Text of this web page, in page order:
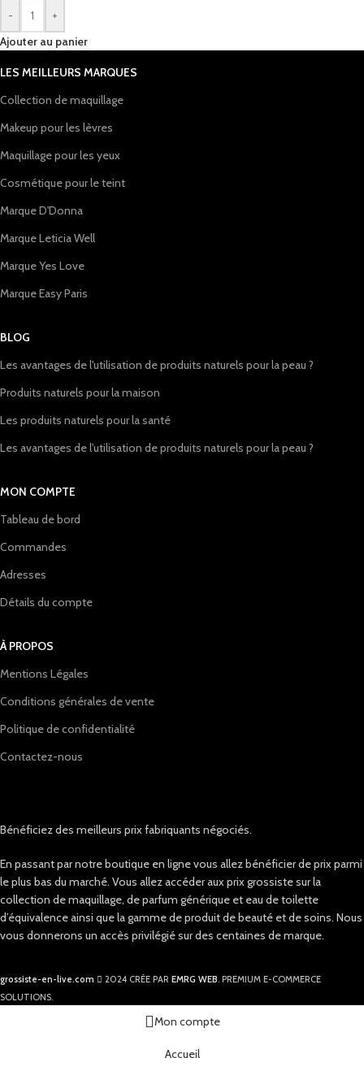
-
+
Ajouter au panier
LES MEILLEURS MARQUES
Collection de maquillage
Makeup pour les lèvres
Maquillage pour les yeux
Cosmétique pour le teint
Marque D'Donna
Marque Leticia Well
Marque Yes Love
Marque Easy Paris
BLOG
Les avantages de l'utilisation de produits naturels pour la peau ?
Produits naturels pour la maison
Les produits naturels pour la santé
Les avantages de l'utilisation de produits naturels pour la peau ?
MON COMPTE
Tableau de bord
Commandes
Adresses
Détails du compte
À PROPOS
Mentions Légales
Conditions générales de vente
Politique de confidentialité
Contactez-nous
Bénéficiez des meilleurs prix fabriquants négociés.
En passant par notre boutique en ligne vous allez bénéficier de prix parmi
le plus bas du marché. Vous allez accéder aux prix grossiste sur la
collection de maquillage, de parfum générique et eau de toilette
d’équivalence ainsi que la gamme de produit de beauté et de soins. Nous
vous donnerons un accès privilégié sur des centaines de marque.
grossiste-en-live.com 2024 CRÉE PAR EMRG WEB. PREMIUM E-COMMERCE
SOLUTIONS.
Mon compte
Accueil